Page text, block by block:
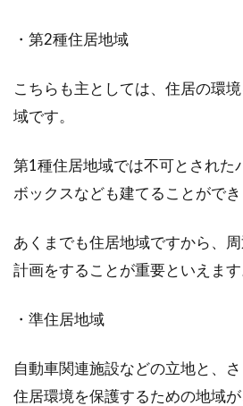
は？時間に決
としては窓口申請
近年...
・第2種住居地域
こちらも主としては、住居の環
域です。
第1種住居地域では不可とされた
ボックスなども建てることができ
あくまでも住居地域ですから、
計画をすることが重要といえます
・準住居地域
自動車関連施設などの立地と、
住居環境を保護するための地域